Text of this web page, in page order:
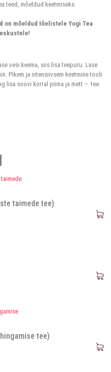
teed, mõeldud keetmiseks.
on mõeldud tõelistele Yogi Tea
vesi keema, siis lisa teepuru. Lase
Pikem ja intensiivsem keetmine toob
lisa soovi korral piima ja mett – tee
taimede tee)
tee)